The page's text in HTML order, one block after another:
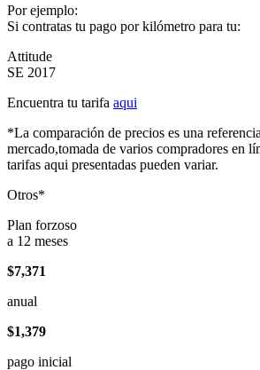
Por ejemplo:
Si contratas tu pago por kilómetro para tu:
Attitude
SE 2017
Encuentra tu tarifa aqui
*La comparación de precios es una
mercado,tomada de varios compradores en
tarifas aqui presentadas pueden variar.
Otros*
Plan forzoso
a 12 meses
$7,371
anual
$1,379
pago inicial